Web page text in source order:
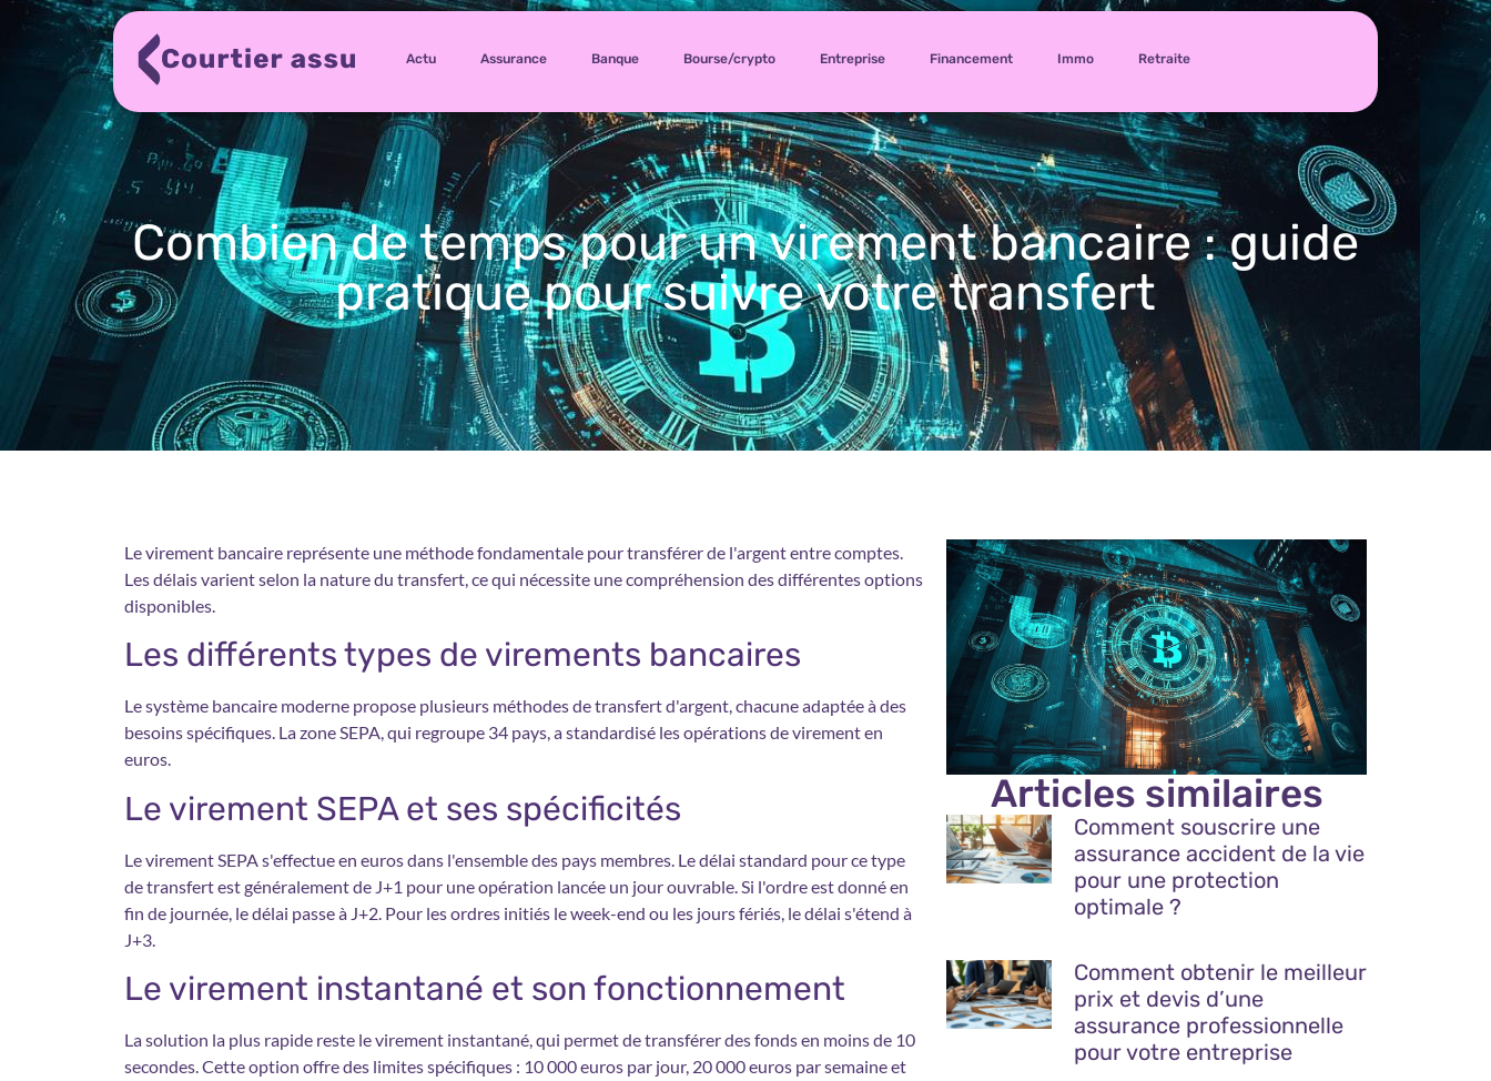
Actu Assurance Banque Bourse/crypto Entreprise Financement Immo Retraite
Combien de temps pour un virement bancaire : guide
pratique pour suivre votre transfert
Le virement bancaire représente une méthode fondamentale pour transférer de l'argent entre comptes.
Les délais varient selon la nature du transfert, ce qui nécessite une compréhension des différentes options
disponibles.
Les différents types de virements bancaires
Le système bancaire moderne propose plusieurs méthodes de transfert d'argent, chacune adaptée à des
besoins spécifiques. La zone SEPA, qui regroupe 34 pays, a standardisé les opérations de virement en
euros.
Le virement SEPA et ses spécificités
Le virement SEPA s'effectue en euros dans l'ensemble des pays membres. Le délai standard pour ce type
de transfert est généralement de J+1 pour une opération lancée un jour ouvrable. Si l'ordre est donné en
fin de journée, le délai passe à J+2. Pour les ordres initiés le week-end ou les jours fériés, le délai s'étend à
J+3.
Le virement instantané et son fonctionnement
La solution la plus rapide reste le virement instantané, qui permet de transférer des fonds en moins de 10
secondes. Cette option offre des limites spécifiques : 10 000 euros par jour, 20 000 euros par semaine et
Articles similaires
Comment souscrire une
assurance accident de la vie
pour une protection
optimale ?
Comment obtenir le meilleur
prix et devis d’une
assurance professionnelle
pour votre entreprise